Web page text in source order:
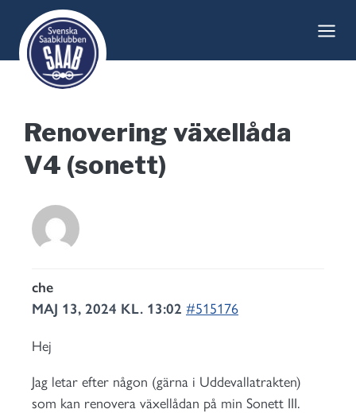
content
Renovering växellåda
V4 (sonett)
che
MAJ 13, 2024 KL. 13:02 #515176
Hej
Jag letar efter någon (gärna i Uddevallatrakten)
som kan renovera växellådan på min Sonett III.